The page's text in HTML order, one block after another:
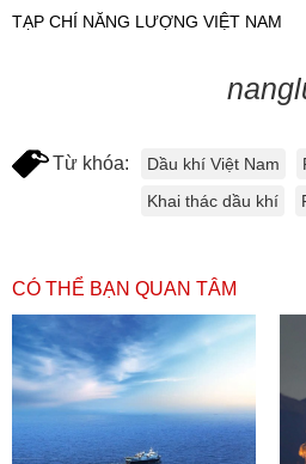
TẠP CHÍ NĂNG LƯỢNG VIỆT NAM
Từ khóa: Dầu khí Việt Nam
Khai thác dầu khí
CÓ THỂ BẠN QUAN TÂM